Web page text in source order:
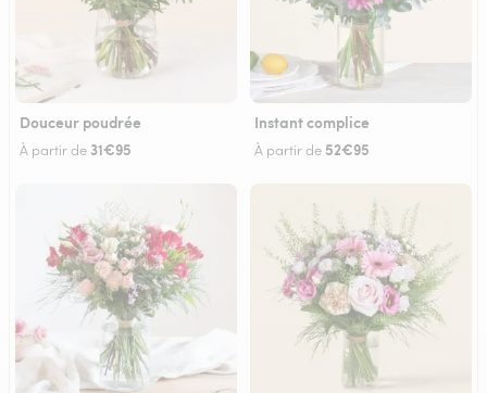
Douceur poudrée
À partir de 31€95
Instant complice
À partir de 52€95